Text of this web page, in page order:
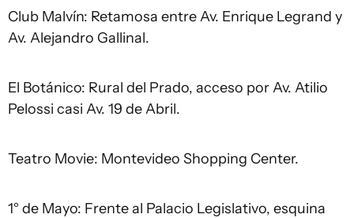
Club Malvín: Retamosa entre Av. Enrique Legrand y
Av. Alejandro Gallinal.
El Botánico: Rural del Prado, acceso por Av. Atilio
Pelossi casi Av. 19 de Abril.
Teatro Movie: Montevideo Shopping Center.
1° de Mayo: Frente al Palacio Legislativo, esquina